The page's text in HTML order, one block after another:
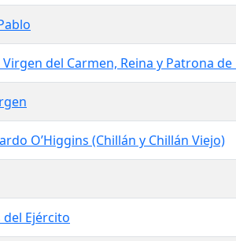
del Carmen, Reina y Patrona de
O’Higgins (Chillán y Chillán Viejo)
del Ejército